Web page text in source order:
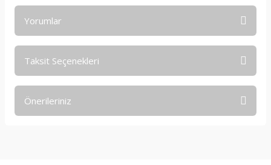
Yorumlar
Taksit Seçenekleri
Önerileriniz